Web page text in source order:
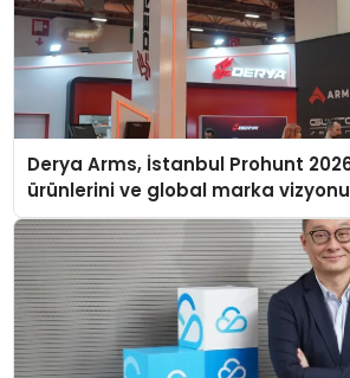
Derya Arms, İstanbul Prohunt
ürünlerini ve global marka